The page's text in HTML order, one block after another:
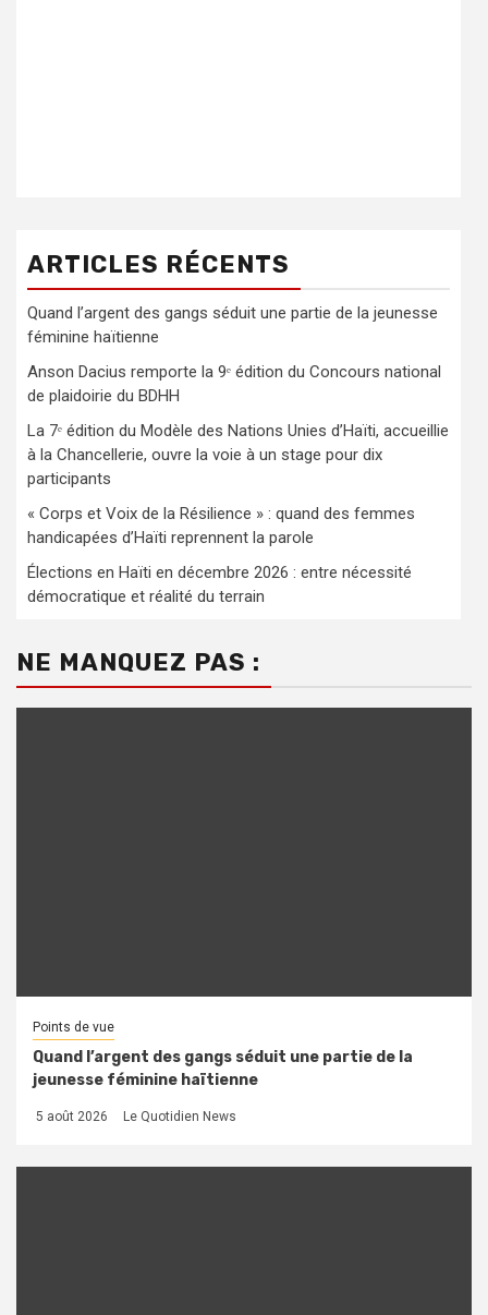
ARTICLES RÉCENTS
Quand l’argent des gangs séduit une partie de la jeunesse
féminine haïtienne
Anson Dacius remporte la 9ᵉ édition du Concours national
de plaidoirie du BDHH
La 7ᵉ édition du Modèle des Nations Unies d’Haïti, accueillie
à la Chancellerie, ouvre la voie à un stage pour dix
participants
« Corps et Voix de la Résilience » : quand des femmes
handicapées d’Haïti reprennent la parole
Élections en Haïti en décembre 2026 : entre nécessité
démocratique et réalité du terrain
NE MANQUEZ PAS :
Points de vue
Quand l’argent des gangs séduit une partie de la
jeunesse féminine haïtienne
5 août 2026 Le Quotidien News